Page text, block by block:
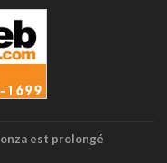
est prolongé